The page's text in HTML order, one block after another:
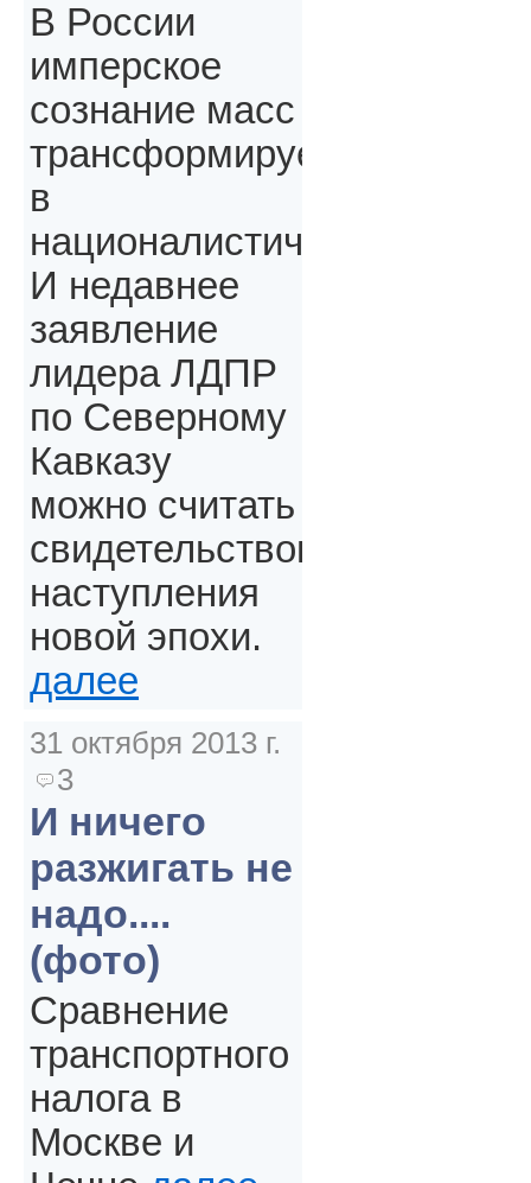
В России
имперское
сознание масс
трансформируется
в
националистическое.
И недавнее
заявление
лидера ЛДПР
по Северному
Кавказу
можно считать
свидетельством
наступления
новой эпохи.
далее
31 октября 2013 г.
3
И ничего
разжигать не
надо....
(фото)
Сравнение
транспортного
налога в
Москве и